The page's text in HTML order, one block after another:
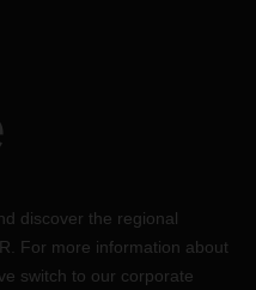
discover the regional
For more information about
switch to our corporate